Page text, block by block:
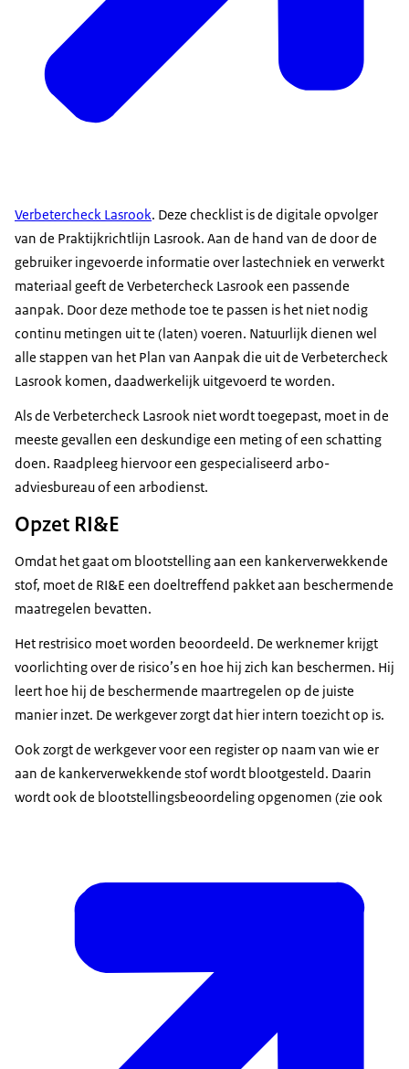
Verbetercheck Lasrook. Deze checklist is de digitale opvolger
van de Praktijkrichtlijn Lasrook. Aan de hand van de door de
gebruiker ingevoerde informatie over lastechniek en verwerkt
materiaal geeft de Verbetercheck Lasrook een passende
aanpak. Door deze methode toe te passen is het niet nodig
continu metingen uit te (laten) voeren. Natuurlijk dienen wel
alle stappen van het Plan van Aanpak die uit de Verbetercheck
Lasrook komen, daadwerkelijk uitgevoerd te worden.
Als de Verbetercheck Lasrook niet wordt toegepast, moet in de
meeste gevallen een deskundige een meting of een schatting
doen. Raadpleeg hiervoor een gespecialiseerd arbo-
adviesbureau of een arbodienst.
Opzet RI&E
Omdat het gaat om blootstelling aan een kankerverwekkende
stof, moet de RI&E een doeltreffend pakket aan beschermende
maatregelen bevatten.
Het restrisico moet worden beoordeeld. De werknemer krijgt
voorlichting over de risico’s en hoe hij zich kan beschermen. Hij
leert hoe hij de beschermende maartregelen op de juiste
manier inzet. De werkgever zorgt dat hier intern toezicht op is.
Ook zorgt de werkgever voor een register op naam van wie er
aan de kankerverwekkende stof wordt blootgesteld. Daarin
wordt ook de blootstellingsbeoordeling opgenomen (zie ook